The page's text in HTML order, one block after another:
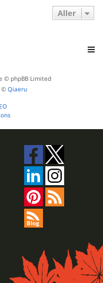
Aller
© phpBB Limited
© Qiaeru